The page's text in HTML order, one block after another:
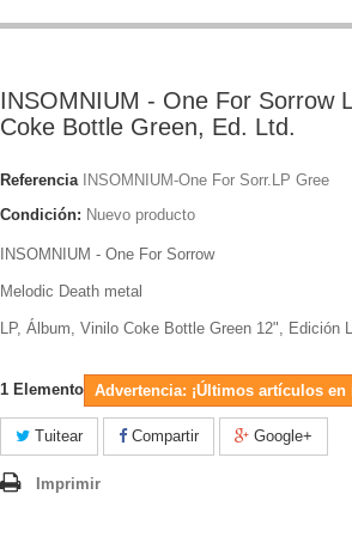
INSOMNIUM - One For Sorrow
Coke Bottle Green, Ed. Ltd.
Referencia
INSOMNIUM-One For Sorr.LP Gree
Condición: Nuevo producto
INSOMNIUM - One For Sorrow
Melodic Death metal
LP, Álbum, Vinilo Coke Bottle Green 12", Edición
1 Elemento Advertencia: ¡Últimos artículos en
Tuitear Compartir Google+
Imprimir